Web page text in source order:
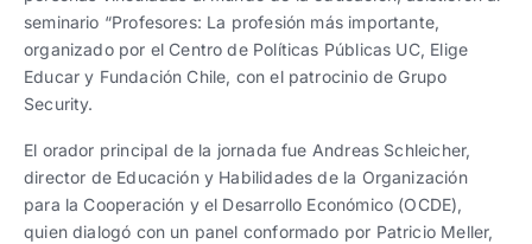
seminario “Profesores: La profesión más importante,
organizado por el Centro de Políticas Públicas UC, Elige
Educar y Fundación Chile, con el patrocinio de Grupo
Security.
El orador principal de la jornada fue Andreas Schleicher,
director de Educación y Habilidades de la Organización
para la Cooperación y el Desarrollo Económico (OCDE),
quien dialogó con un panel conformado por Patricio Meller,